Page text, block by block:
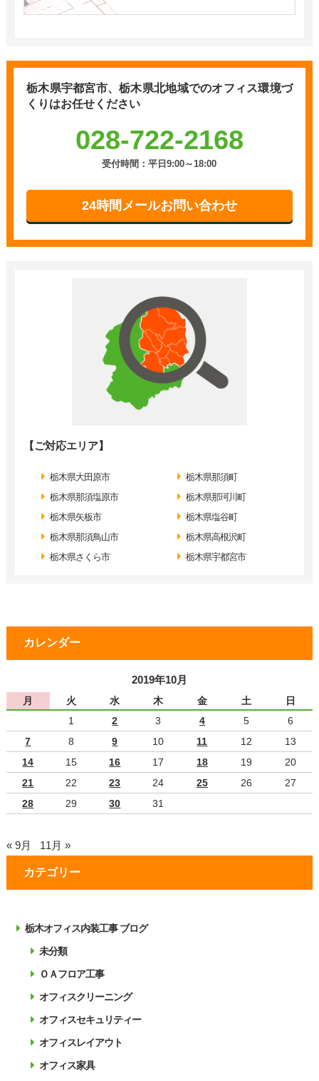
栃木県宇都宮市、栃木県北地域でのオフィス環境づ
くりはお任せください
028-722-2168
受付時間：平日9:00～18:00
24時間メールお問い合わせ
【ご対応エリア】
栃木県大田原市
栃木県那須塩原市
栃木県矢板市
栃木県那須鳥山市
栃木県さくら市
栃木県那須町
栃木県那珂川町
栃木県塩谷町
栃木県高根沢町
栃木県宇都宮市
カレンダー
2019年10月
月 火 水 木 金 土
日
1
2 3 4 5
6
7
8 9 10 11 12
13
14
15 16 17 18 19
20
21
22 23 24 25 26
27
28
29 30 31
« 9月 11月 »
カテゴリー
栃木オフィス内装工事 ブログ
未分類
ＯＡフロア工事
オフィスクリーニング
オフィスセキュリティー
オフィスレイアウト
オフィス家具